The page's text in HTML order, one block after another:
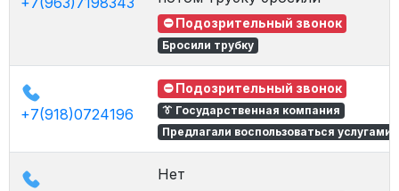
⛔ Подозрительный звонок
Бросили трубку
+7(918)0724196
⛔ Подозрительный звонок
👔 Государственная компания
Предлагали воспользоваться услугами
Нет